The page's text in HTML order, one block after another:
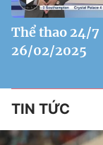
Thể thao 24/7 |
26/02/2025
TIN TỨC